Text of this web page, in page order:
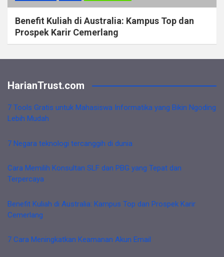
Benefit Kuliah di Australia: Kampus Top dan
Prospek Karir Cemerlang
HarianTrust.com
7 Tools Gratis untuk Mahasiswa Informatika yang Bikin Ngoding
Lebih Mudah
7 Negara teknologi tercanggih di dunia
Cara Memilih Konsultan SLF dan PBG yang Tepat dan
Terpercaya
Benefit Kuliah di Australia: Kampus Top dan Prospek Karir
Cemerlang
7 Cara Meningkatkan Keamanan Akun Email